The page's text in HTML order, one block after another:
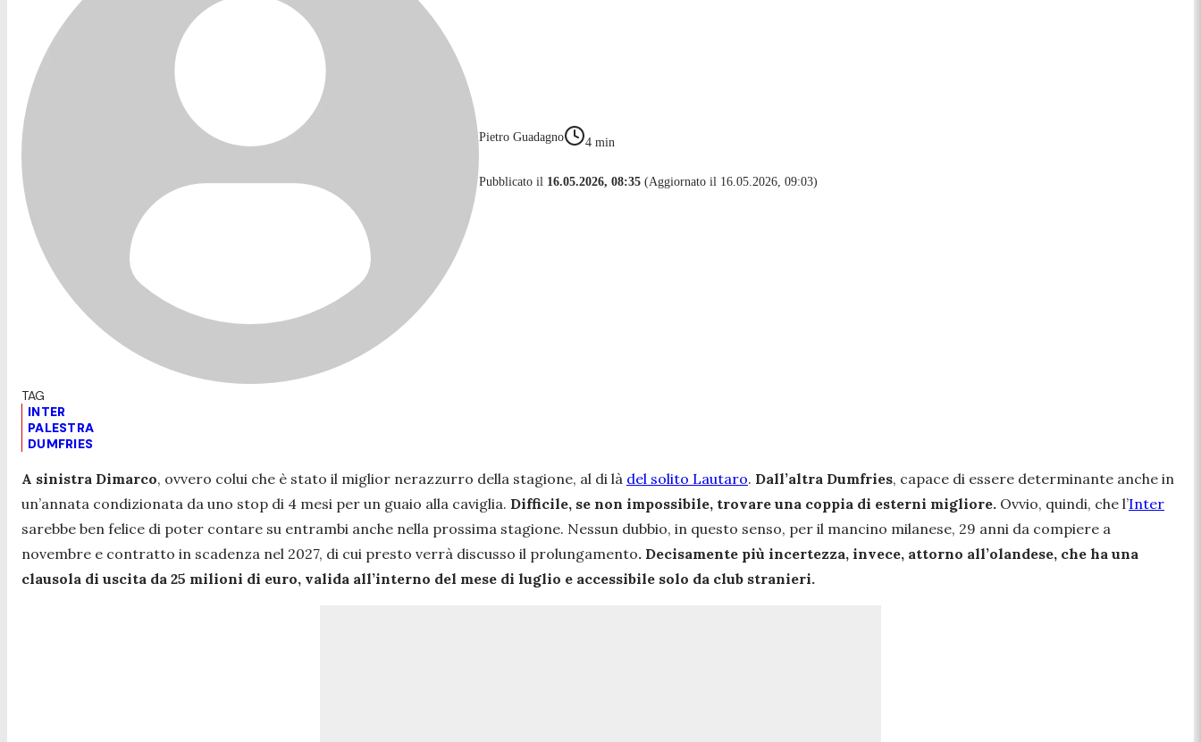
Pietro Guadagno 4 min
Pubblicato il 16.05.2026, 08:35 (Aggiornato il 16.05.2026, 09:03)
INTER
PALESTRA
DUMFRIES
A sinistra Dimarco, ovvero colui che è stato il miglior nerazzurro della stagione, al di là del solito Lautaro. Dall’altra Dumfries, capace di essere determinante anche in
un’annata condizionata da uno stop di 4 mesi per un guaio alla caviglia. Difficile, se non impossibile, trovare una coppia di esterni migliore. Ovvio, quindi, che l’Inter
sarebbe ben felice di poter contare su entrambi anche nella prossima stagione. Nessun dubbio, in questo senso, per il mancino milanese, 29 anni da compiere a
novembre e contratto in scadenza nel 2027, di cui presto verrà discusso il prolungamento. Decisamente più incertezza, invece, attorno all’olandese, che ha una
clausola di uscita da 25 milioni di euro, valida all’interno del mese di luglio e accessibile solo da club stranieri.